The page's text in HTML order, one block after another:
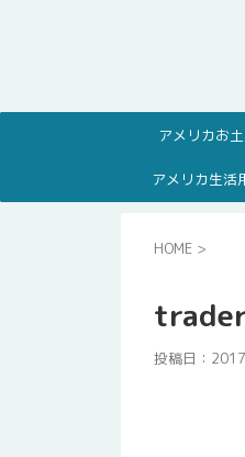
アメリカお
アメリカ生活
HOME >
投稿日：